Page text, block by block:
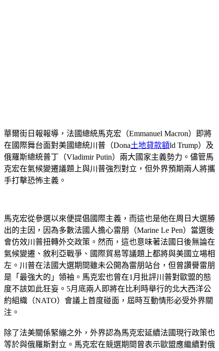
華爾街日報報導，法國總統馬克宏（Emmanuel Macron）即將
在國際舞台面對美國總統川普（Dona土地貸款額ld Trump）及
俄羅斯總統普丁（Vladimir Putin）兩大國家主義勢力。儘管馬
克宏在氣候變遷議題上與川普強烈對立，但外界預期兩人將攜
手打擊恐怖主義。
馬克宏從參選以來便提倡國際主義，而這也是他在周日大選勝
出的主因，因為多數法國人擔心雷朋（Marine Le Pen）當選後
會仿效川普扭轉外交政策。然而，這也意味著法國日後無論在
氣候變遷、敘利亞戰爭、國際貿易等議題上都將與美國立場相
左。川普在法國大選期間雖未公開為雷朋站台，但曾讚譽雷朋
是「最強大的」領袖。馬克宏也曾在1月批評川普對歐盟的態
度不該如此狂妄。5月底兩人即將在比利時舉行的北大西洋公
約組織（NATO）會議上首度碰面，屆時互動情形必受外界關
注。
除了法美關係緊繃之外，外界認為馬克宏延續法國現行政策也
等於與俄羅斯對立。馬克宏在競選期間曾表示歐盟應繼續對俄